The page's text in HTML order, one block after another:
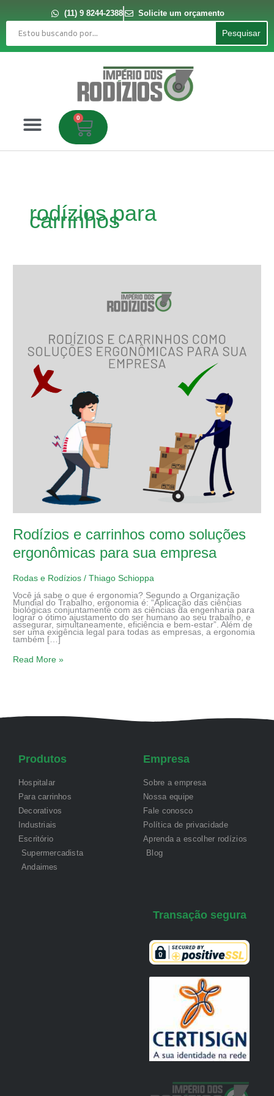
conteúdo
(11) 9 8244-2388
Solicite um orçamento
Pesquisar
Pesquisar
0
Carrinho
rodízios para
carrinhos
Rodízios e carrinhos como soluções
ergonômicas para sua empresa
Rodas e Rodízios /Thiago Schioppa
Você já sabe o que é ergonomia? Segundo a Organização
Mundial do Trabalho, ergonomia é: “Aplicação das ciências
biológicas conjuntamente com as ciências da engenharia para
lograr o ótimo ajustamento do ser humano ao seu trabalho, e
assegurar, simultaneamente, eficiência e bem-estar”. Além de
ser uma exigência legal para todas as empresas, a ergonomia
também […]
Rodízios
Read More »
Produtos
Hospitalar
Para carrinhos
Decorativos
Industriais
Escritório
Supermercadista
Andaimes
Empresa
Sobre a empresa
Nossa equipe
Fale conosco
Política de privacidade
Aprenda a escolher rodízios
Blog
Transação segura